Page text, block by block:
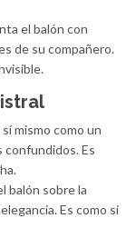
el balón con
de su compañero.
mismo como un
confundidos. Es
balón sobre la
Es como si